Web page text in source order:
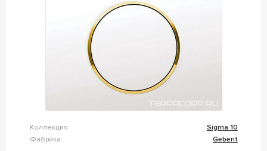
Коллекция
Sigma 10
Фабрика
Geberit